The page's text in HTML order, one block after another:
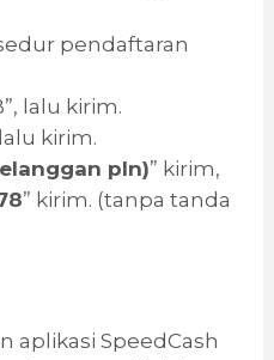
pendaftaran
lalu kirim.
kirim.
pln)” kirim,
” kirim. (tanpa tanda
aplikasi SpeedCash